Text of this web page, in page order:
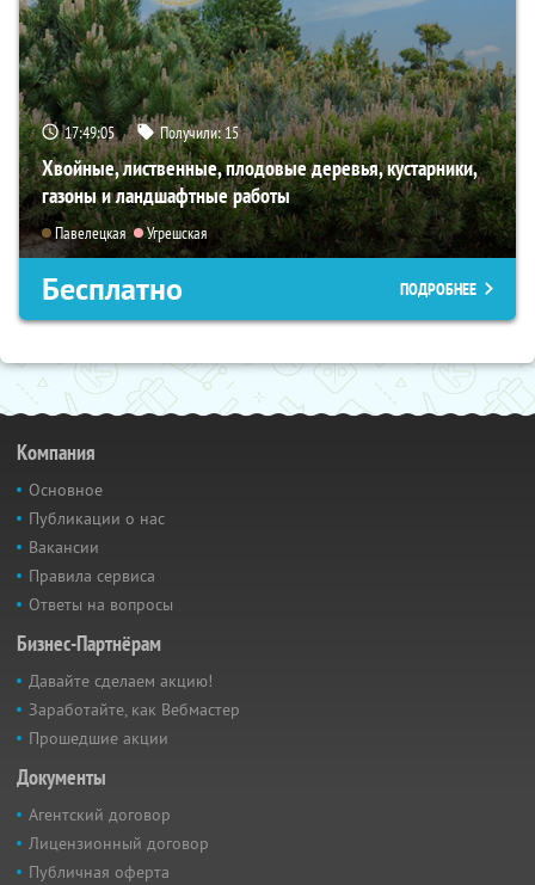
17:49:04 Получили:15
Хвойные, лиственные, плодовые деревья, кустарники,
газоны и ландшафтные работы
Павелецкая Угрешская
Бесплатно ПОДРОБНЕЕ
Компания
Основное
Публикации о нас
Вакансии
Правила сервиса
Ответы на вопросы
Бизнес-Партнёрам
Давайте сделаем акцию!
Заработайте, как Вебмастер
Прошедшие акции
Документы
Агентский договор
Лицензионный договор
Публичная оферта